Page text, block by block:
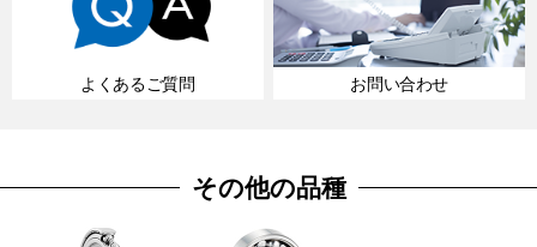
よくあるご質問 お問い合わせ
その他の品種